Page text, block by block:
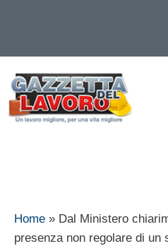
contenuto
Home » Dal Ministero
presenza non regolare di un